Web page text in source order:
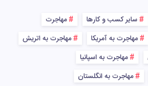
سایر کسب و کارها
مهاجرت
مهاجرت به آمریکا
مهاجرت به اتریش
مهاجرت به اسپانیا
مهاجرت به انگلستان